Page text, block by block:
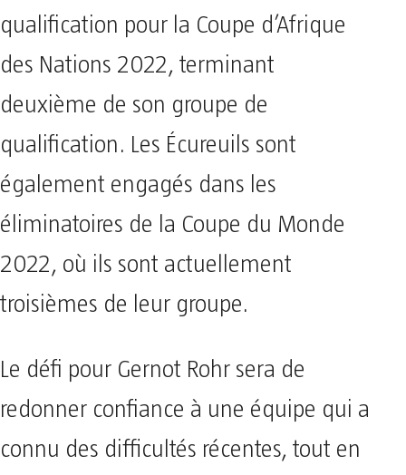
qualification pour la Coupe d’Afrique
des Nations 2022, terminant
deuxième de son groupe de
qualification. Les Écureuils sont
également engagés dans les
éliminatoires de la Coupe du Monde
2022, où ils sont actuellement
troisièmes de leur groupe.
Le défi pour Gernot Rohr sera de
redonner confiance à une équipe qui a
connu des difficultés récentes, tout en